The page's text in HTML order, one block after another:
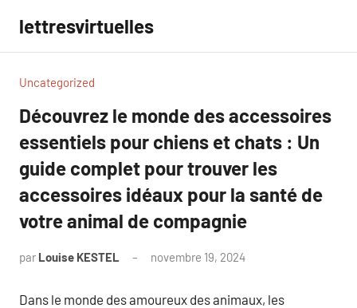
contenu
lettresvirtuelles
Uncategorized
Découvrez le monde des accessoires
essentiels pour chiens et chats : Un
guide complet pour trouver les
accessoires idéaux pour la santé de
votre animal de compagnie
par Louise KESTEL novembre 19, 2024
Dans le monde des amoureux des animaux, les